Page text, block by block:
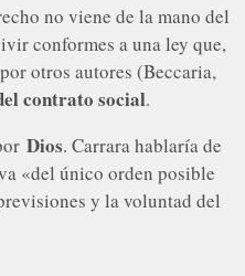
no viene de la mano del
conformes a una ley que,
otros autores (Beccaria,
contrato social.
Dios. Carrara hablaría de
«del único orden posible
y la voluntad del